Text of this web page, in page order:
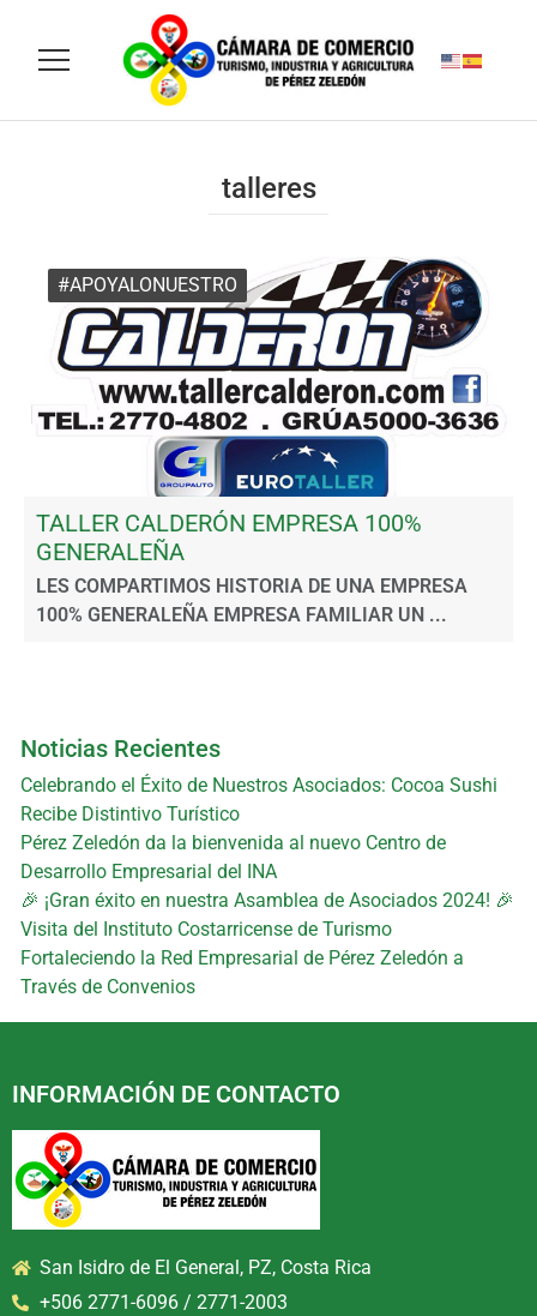
talleres
#APOYALONUESTRO
TALLER CALDERÓN EMPRESA 100%
GENERALEÑA
LES COMPARTIMOS HISTORIA DE UNA EMPRESA
100% GENERALEÑA EMPRESA FAMILIAR UN ...
Noticias Recientes
Celebrando el Éxito de Nuestros Asociados: Cocoa Sushi
Recibe Distintivo Turístico
Pérez Zeledón da la bienvenida al nuevo Centro de
Desarrollo Empresarial del INA
🎉 ¡Gran éxito en nuestra Asamblea de Asociados 2024! 🎉
Visita del Instituto Costarricense de Turismo
Fortaleciendo la Red Empresarial de Pérez Zeledón a
Través de Convenios
INFORMACIÓN DE CONTACTO
San Isidro de El General, PZ, Costa Rica
+506 2771-6096 / 2771-2003